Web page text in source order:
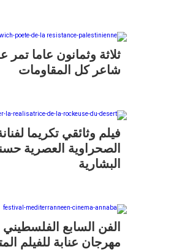
ثلاثة وثمانون عاما تمر
شاعر كل المقاومات
فيلم وثائقي تكريما
الصحراوية العصرية
البشارية
الفن السابع الفلسطيني
مهرجان عنابة للفيلم